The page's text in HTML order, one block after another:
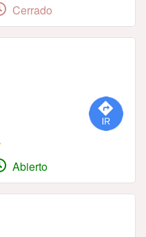
Cerrado
Abierto